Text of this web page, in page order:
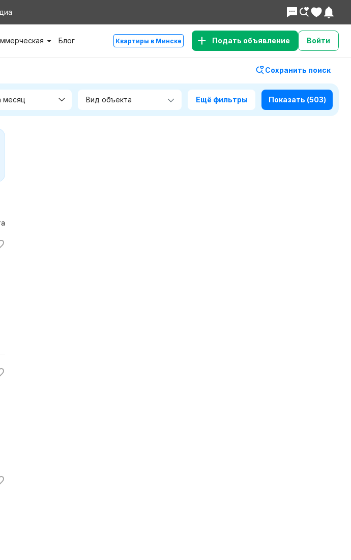
Блог Квартиры в Минске Подать объявление Войти
Сохранить поиск
месяц Ещё фильтры Показать (503)